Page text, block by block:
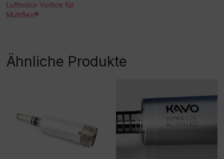
Luftmotor Vortice für
Multiflex®
Ähnliche Produkte